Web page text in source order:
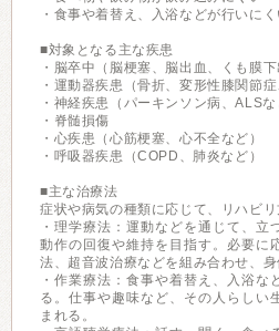
・食事や着替え、入浴などが行いにく
■対象となる主な疾患
・脳卒中（脳梗塞、脳出血、くも膜下
・運動器疾患（骨折、変形性膝関節症
・神経疾患（パーキンソン病、ALSな
・脊髄損傷
・心疾患（心筋梗塞、心不全など）
・呼吸器疾患（COPD、肺炎など）
■主な治療法
症状や病気の種類に応じて、リハビリ
・理学療法：運動などを通じて、立
動作の回復や維持を目指す。必要に
法、超音波治療などを組み合わせ、身
・作業療法：食事や着替え、入浴な
る。仕事や趣味など、その人らしい
まれる。